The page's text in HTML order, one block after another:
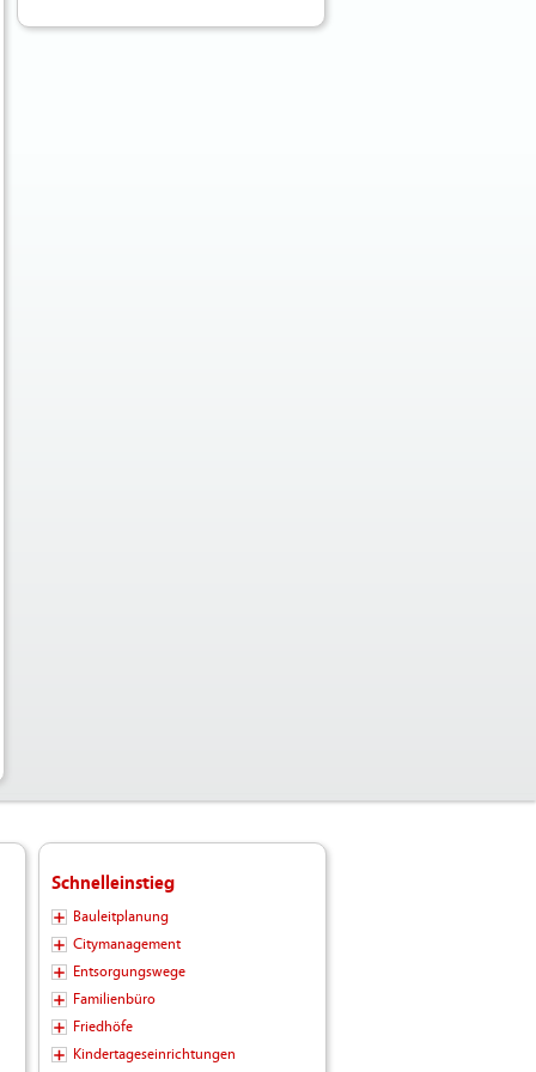
Schnelleinstieg
Bauleitplanung
Citymanagement
Entsorgungswege
Familienbüro
Friedhöfe
Kindertageseinrichtungen